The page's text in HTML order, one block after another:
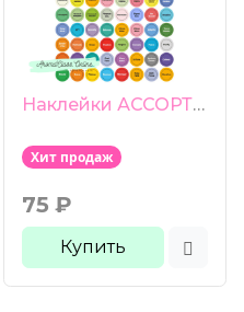
Наклейки АССОРТИ на русском 96 шт 13 мм глянцевая бумага
Хит продаж
75 ₽
Купить